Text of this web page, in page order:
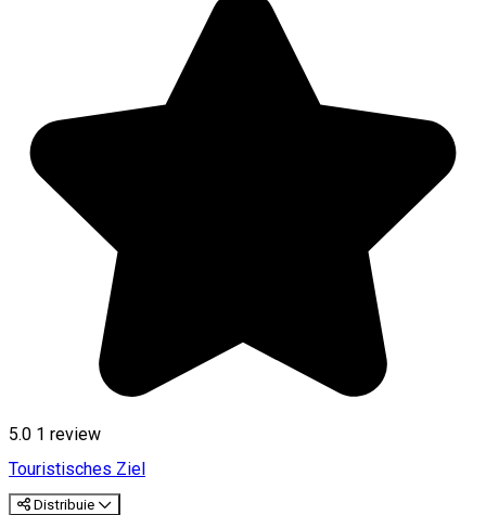
5.0 1 review
Touristisches Ziel
Distribuie